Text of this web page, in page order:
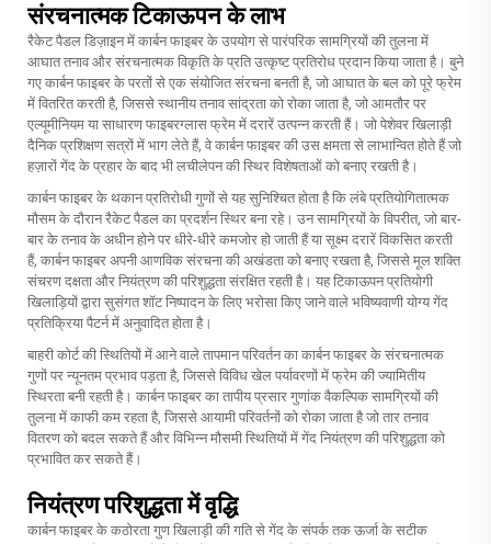
संरचनात्मक टिकाऊपन के लाभ
रैकेट पैडल डिज़ाइन में कार्बन फाइबर के उपयोग से पारंपरिक सामग्रियों की तुलना में
आघात तनाव और संरचनात्मक विकृति के प्रति उत्कृष्ट प्रतिरोध प्रदान किया जाता है। बुने
गए कार्बन फाइबर के परतों से एक संयोजित संरचना बनती है, जो आघात के बल को पूरे फ्रेम
में वितरित करती है, जिससे स्थानीय तनाव सांद्रता को रोका जाता है, जो आमतौर पर
एल्यूमीनियम या साधारण फाइबरग्लास फ्रेम में दरारें उत्पन्न करती हैं। जो पेशेवर खिलाड़ी
दैनिक प्रशिक्षण सत्रों में भाग लेते हैं, वे कार्बन फाइबर की उस क्षमता से लाभान्वित होते हैं जो
हज़ारों गेंद के प्रहार के बाद भी लचीलेपन की स्थिर विशेषताओं को बनाए रखती है।
कार्बन फाइबर के थकान प्रतिरोधी गुणों से यह सुनिश्चित होता है कि लंबे प्रतियोगितात्मक
मौसम के दौरान रैकेट पैडल का प्रदर्शन स्थिर बना रहे। उन सामग्रियों के विपरीत, जो बार-
बार के तनाव के अधीन होने पर धीरे-धीरे कमजोर हो जाती हैं या सूक्ष्म दरारें विकसित करती
हैं, कार्बन फाइबर अपनी आणविक संरचना की अखंडता को बनाए रखता है, जिससे मूल शक्ति
संचरण दक्षता और नियंत्रण की परिशुद्धता संरक्षित रहती है। यह टिकाऊपन प्रतियोगी
खिलाड़ियों द्वारा सुसंगत शॉट निष्पादन के लिए भरोसा किए जाने वाले भविष्यवाणी योग्य गेंद
प्रतिक्रिया पैटर्न में अनुवादित होता है।
बाहरी कोर्ट की स्थितियों में आने वाले तापमान परिवर्तन का कार्बन फाइबर के संरचनात्मक
गुणों पर न्यूनतम प्रभाव पड़ता है, जिससे विविध खेल पर्यावरणों में फ्रेम की ज्यामितीय
स्थिरता बनी रहती है। कार्बन फाइबर का तापीय प्रसार गुणांक वैकल्पिक सामग्रियों की
तुलना में काफी कम रहता है, जिससे आयामी परिवर्तनों को रोका जाता है जो तार तनाव
वितरण को बदल सकते हैं और विभिन्न मौसमी स्थितियों में गेंद नियंत्रण की परिशुद्धता को
प्रभावित कर सकते हैं।
नियंत्रण परिशुद्धता में वृद्धि
कार्बन फाइबर के कठोरता गुण खिलाड़ी की गति से गेंद के संपर्क तक ऊर्जा के सटीक